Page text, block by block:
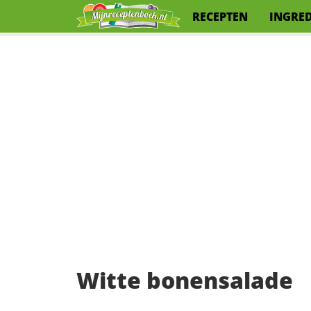
RECEPTEN
Witte bonensalade